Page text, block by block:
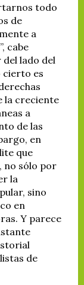
todo
de
a
cabe
lado del
cierto es
la creciente
a
de las
en
que
no sólo por
la
sino
en
Y parece
de